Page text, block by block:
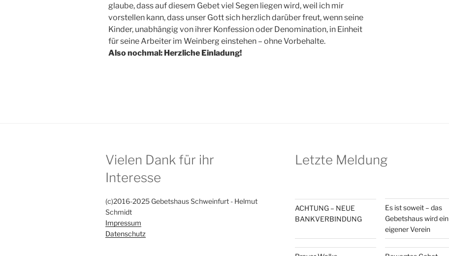
glaube, dass auf diesem Gebet viel Segen liegen wird, weil ich mir
vorstellen kann, dass unser Gott sich herzlich darüber freut, wenn seine
Kinder, unabhängig von ihrer Konfession oder Denomination, in Einheit
für seine Arbeiter im Weinberg einstehen – ohne Vorbehalte.
Also nochmal: Herzliche Einladung!
Vielen Dank für ihr
Interesse
(c)2016-2025 Gebetshaus Schweinfurt - Helmut
Schmidt
Impressum
Datenschutz
Letzte Meldung
ACHTUNG – NEUE
BANKVERBINDUNG
Es ist soweit – das
Gebetshaus wird ein
eigener Verein